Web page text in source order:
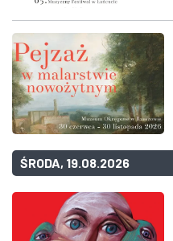
ŚRODA, 19.08.2026